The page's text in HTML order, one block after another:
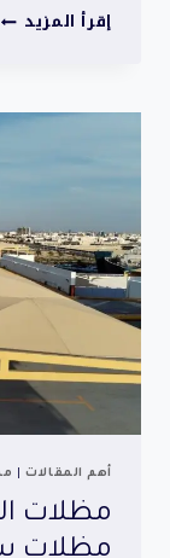
إقرأ المزيد
أهم المقالات
مظلات